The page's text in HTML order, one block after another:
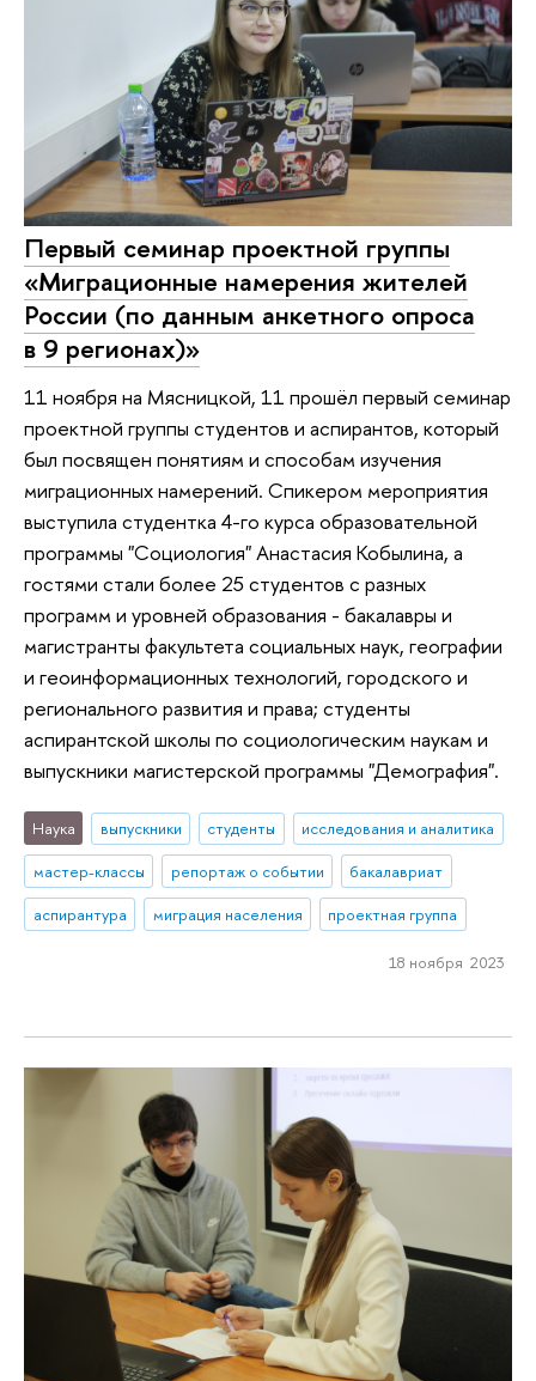
Первый семинар проектной группы
«Миграционные намерения жителей
России (по данным анкетного опроса
в 9 регионах)»
11 ноября на Мясницкой, 11 прошёл первый семинар
проектной группы студентов и аспирантов, который
был посвящен понятиям и способам изучения
миграционных намерений. Спикером мероприятия
выступила студентка 4-го курса образовательной
программы "Социология" Анастасия Кобылина, а
гостями стали более 25 студентов с разных
программ и уровней образования - бакалавры и
магистранты факультета социальных наук, географии
и геоинформационных технологий, городского и
регионального развития и права; студенты
аспирантской школы по социологическим наукам и
выпускники магистерской программы "Демография".
Наука выпускники студенты
исследования и аналитика
мастер-классы
репортаж о событии
бакалавриат
аспирантура
миграция населения проектная группа
18 ноября 2023